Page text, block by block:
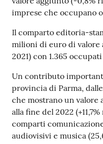
imprese che occupano
Il comparto editoria-
milioni di euro di valore
2021) con 1.365 occupati
Un contributo
provincia di Parma,
che mostrano un
alla fine del 2022
comparti
audiovisivi e musica